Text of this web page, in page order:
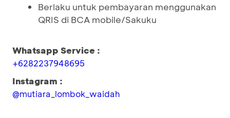
Berlaku untuk pembayaran menggunakan
QRIS di BCA mobile/Sakuku
Whatsapp Service :
+6282237948695
Instagram :
@mutiara_lombok_waidah